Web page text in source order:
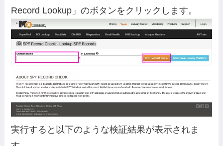
Record Lookup」のボタンをクリックします。
実行すると以下のような検証結果が表示されま